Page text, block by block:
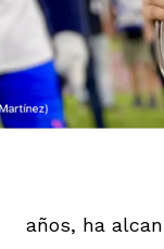
años, ha